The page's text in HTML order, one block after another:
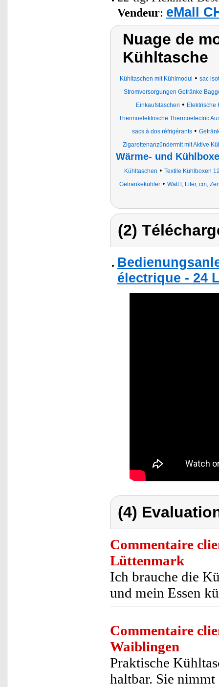
Vendeur: eMall
Nuage de
Kühltasche
Kühltaschen mit Kühlmodul • sac
Stromversorgungen Getränke
Einkaufstaschen • Elektrische
Thermoelektrische Thermoelectric
sacs à dos réfrigérants•
Zigarettenanzündermit mit Aktive
Wärme- und
Kühltaschen • Textile Kühlboxen
Getränkekühler• Watt l, Liter, cm,
(2)
électrique - 24
(4)
Commentaire
Lüttenmark
Ich brauche die
und mein Essen
Commentaire
Waiblingen
Praktische
haltbar. Sie